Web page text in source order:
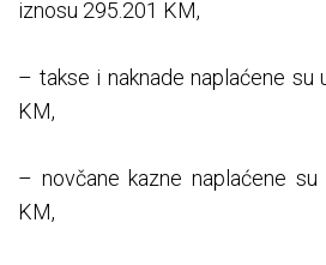
iznosu 295.201 KM,
– takse i naknade naplaćene su
KM,
– novčane kazne naplaćene su
KM,